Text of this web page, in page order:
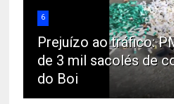
6
Prejuízo ao tráfico:
de 3 mil sacolés de
do Boi